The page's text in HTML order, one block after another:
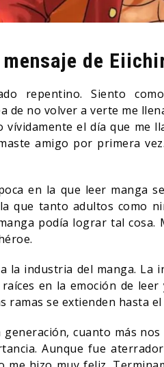
mensaje de
repentino. Siento
de no volver a verte me
vívidamente el día que me
amigo por primera
en la que leer manga
que tanto adultos como
podía lograr tal
la industria del manga. La
en la emoción de
ramas se extienden hasta el
cuanto más
Aunque fue